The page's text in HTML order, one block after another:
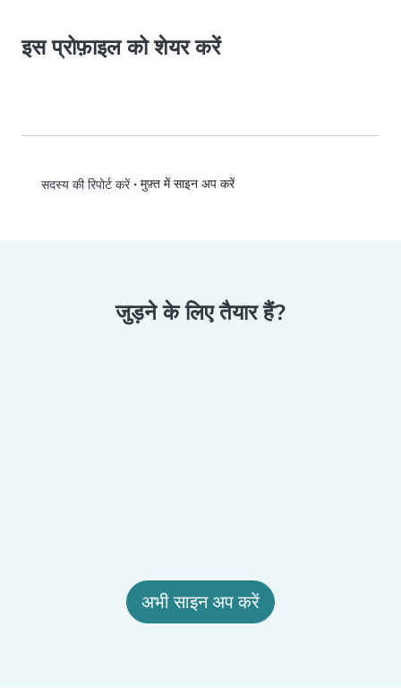
इस प्रोफ़ाइल को शेयर करें
सदस्य की रिपोर्ट करें• मुफ़्त में साइन अप करें
जुड़ने के लिए तैयार हैं?
अभी साइन अप करें